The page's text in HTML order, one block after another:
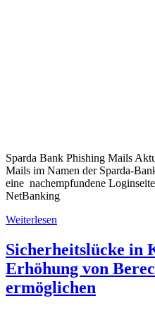
Sparda Bank Phishing Mails
Mails im Namen der Sparda-
eine nachempfundene
NetBanking
Weiterlesen
Sicherheitslücke in
Erhöhung von
ermöglichen